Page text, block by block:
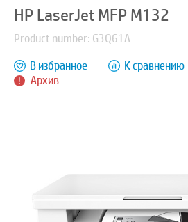
HP LaserJet MFP M132
Product number: G3Q61A
Архив
В избранное К сравнению